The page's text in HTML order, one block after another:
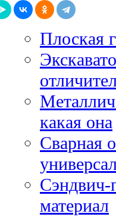
Плоская
какая она
Сварная
Сэндвич-
материал